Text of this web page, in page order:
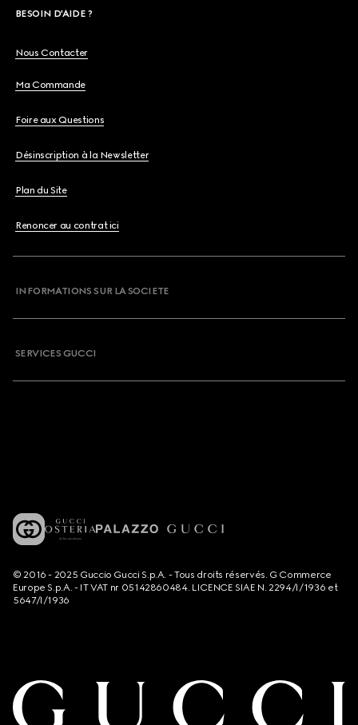
BESOIN D'AIDE ?
Nous Contacter
Ma Commande
Foire aux Questions
Désinscription à la Newsletter
Plan du Site
Renoncer au contrat ici
INFORMATIONS SUR LA SOCIETE
SERVICES GUCCI
© 2016 - 2025 Guccio Gucci S.p.A. - Tous droits réservés. G Commerce
Europe S.p.A. - IT VAT nr 05142860484. LICENCE SIAE N. 2294/I/1936 et
5647/I/1936